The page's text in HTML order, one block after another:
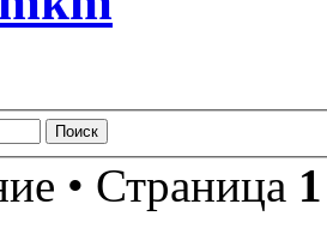
• Страница 1